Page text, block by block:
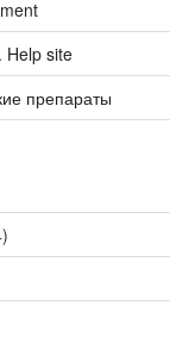
site
препараты